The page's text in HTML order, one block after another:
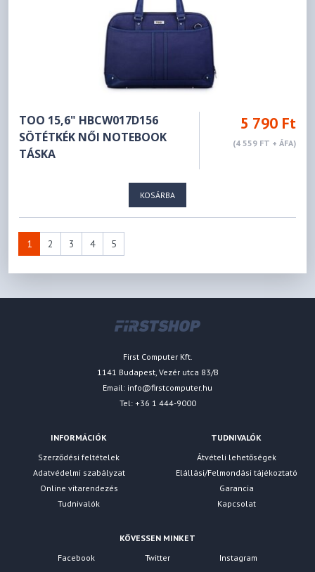
TOO 15,6" HBCW017D156
SÖTÉTKÉK NŐI NOTEBOOK
TÁSKA
5 790 Ft
(4 559 FT + ÁFA)
KOSÁRBA
1 2 3 4 5
First Computer Kft.
1141 Budapest, Vezér utca 83/B
Email: info@firstcomputer.hu
Tel: +36 1 444-9000
INFORMÁCIÓK
Szerződési feltételek
Adatvédelmi szabályzat
Online vitarendezés
Tudnivalók
TUDNIVALÓK
Átvételi lehetőségek
Elállási/Felmondási tájékoztató
Garancia
Kapcsolat
KÖVESSEN MINKET
Facebook
Twitter Instagram